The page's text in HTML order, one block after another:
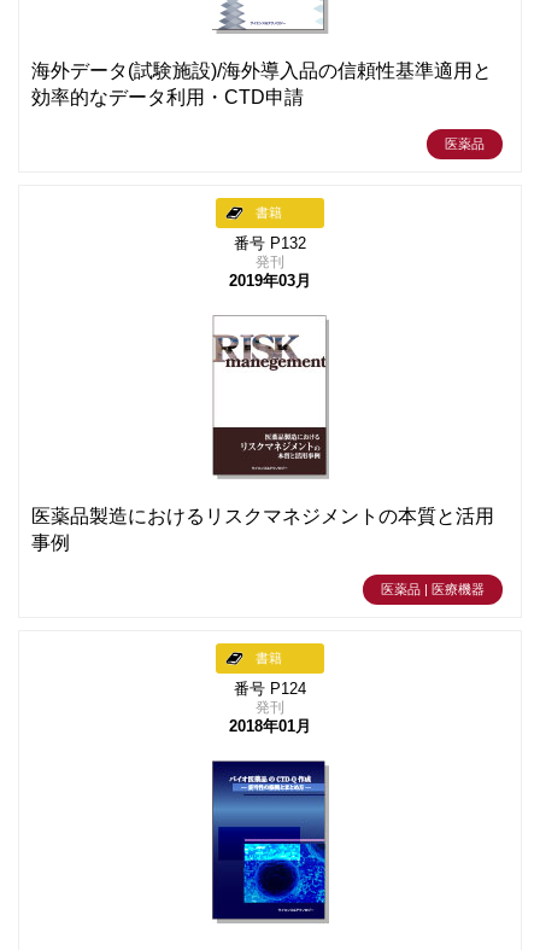
海外データ(試験施設)/海外導入品の信頼性基準適用と
効率的なデータ利用・CTD申請
医薬品
書籍
番号 P132
発刊
2019年03月
医薬品製造におけるリスクマネジメントの本質と活用
事例
医薬品 | 医療機器
書籍
番号 P124
発刊
2018年01月